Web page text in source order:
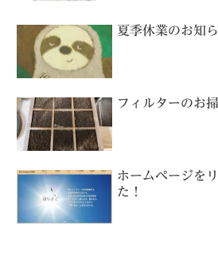
夏季休業のお知
フィルターのお
ホームページを
た！